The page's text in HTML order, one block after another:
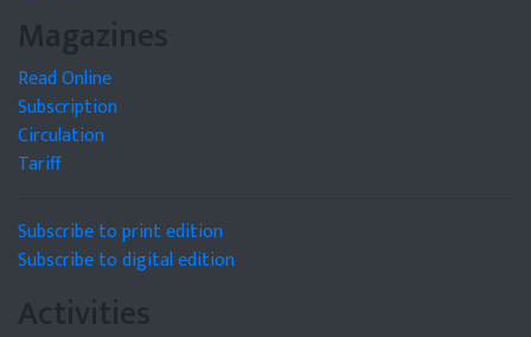
Magazines
Read Online
Subscription
Circulation
Tariff
Subscribe to print edition
Subscribe to digital edition
Activities